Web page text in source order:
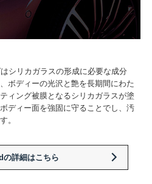
シリカガラスの形成に必要な成分
ボディーの光沢と艶を長期間にわた
ィング被膜となるシリカガラスが塗
ディー面を強固に守ることでし、汚
。
の詳細はこちら